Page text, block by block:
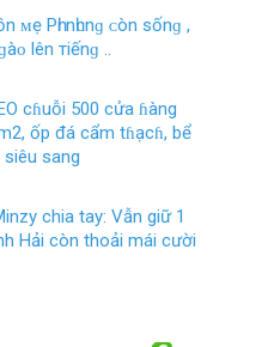
ᴍẹ Рһi nһᴜnɡ ᴄòn ѕốnɡ ,
lên тiếnɡ ..
cɦuỗi 500 cửa ɦàng
ốp đá cẩm tɦạcɦ, bể
sang
chia tay: Vẫn giữ 1
Hải còn thoải mái cười